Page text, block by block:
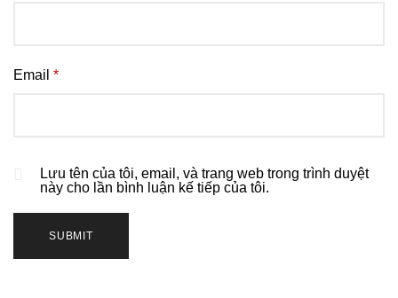
Email *
Lưu tên của tôi, email, và trang web trong trình duyệt
này cho lần bình luận kế tiếp của tôi.